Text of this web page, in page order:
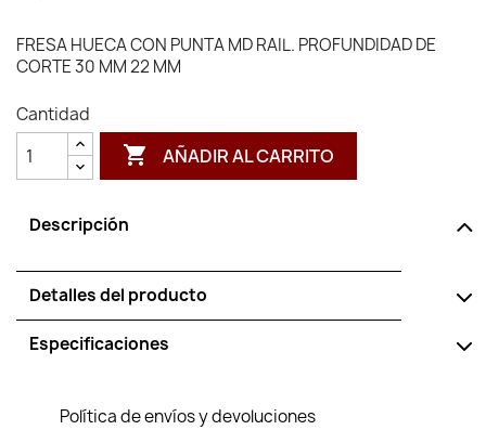
FRESA HUECA CON PUNTA MD RAIL. PROFUNDIDAD DE
CORTE 30 MM 22 MM
Cantidad
 AÑADIR AL CARRITO
Descripción
Detalles del producto
Especificaciones
Política de envíos y devoluciones